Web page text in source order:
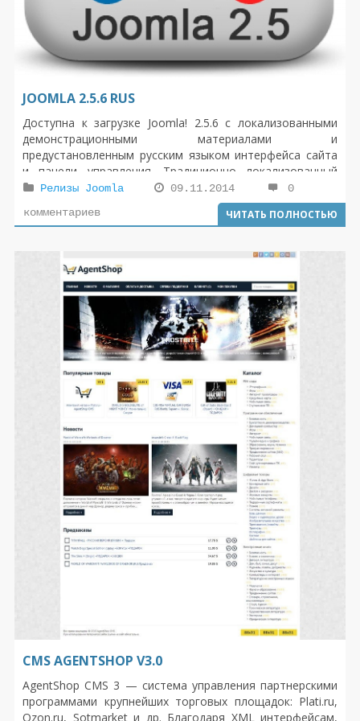
JOOMLA 2.5.6 RUS
Доступна к загрузке Joomla! 2.5.6 с локализованными
демонстрационными материалами и
предустановленным русским языком интерфейса сайта
и панели управления. Традиционно локализованный
дистрибутив ничем не отличается от стандартного,
кроме предустановленных русскоязычных пакетов
локализации, демо-материалов на русском языке,
Релизы Joomla 09.11.2014
0
комментариев
ЧИТАТЬ ПОЛНОСТЬЮ
CMS AGENTSHOP V3.0
AgentShop CMS 3 — система управления партнерскими
программами крупнейших торговых площадок: Plati.ru,
Ozon.ru, Sotmarket и др. Благодаря XML интерфейсам,